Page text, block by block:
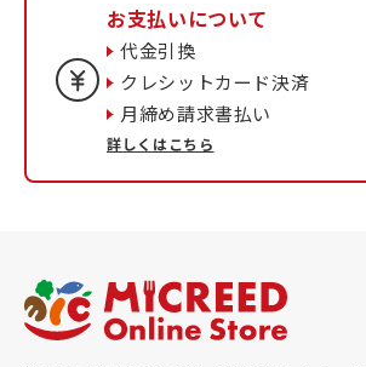
お支払いについて
代金引換
クレシットカード決済
月締め請求書払い
詳しくはこちら